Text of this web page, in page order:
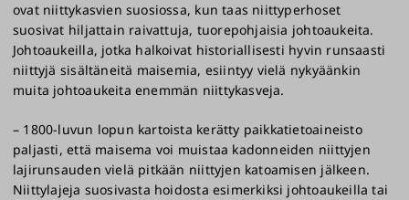
ovat niittykasvien suosiossa, kun taas niittyperhoset
suosivat hiljattain raivattuja, tuorepohjaisia johtoaukeita.
Johtoaukeilla, jotka halkoivat historiallisesti hyvin runsaasti
niittyjä sisältäneitä maisemia, esiintyy vielä nykyäänkin
muita johtoaukeita enemmän niittykasveja.
– 1800-luvun lopun kartoista kerätty paikkatietoaineisto
paljasti, että maisema voi muistaa kadonneiden niittyjen
lajirunsauden vielä pitkään niittyjen katoamisen jälkeen.
Niittylajeja suosivasta hoidosta esimerkiksi johtoaukeilla tai